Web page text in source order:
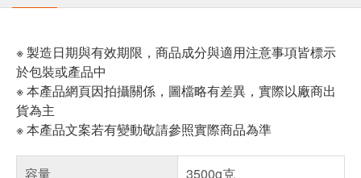
※ 製造日期與有效期限，商品成分與適用注意事項皆標示
於包裝或產品中
※ 本產品網頁因拍攝關係，圖檔略有差異，實際以廠商出
貨為主
※ 本產品文案若有變動敬請參照實際商品為準
容量
3500g克